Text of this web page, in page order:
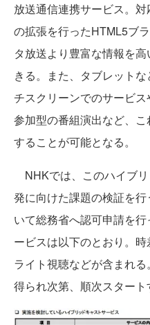
放送通信連携サービス。
の拡張を行ったHTML5ブ
タ放送より豊富な情報を
きる。また、タブレット
チスクリーンでのサービ
参加型の番組演出など、
することが可能となる。
NHKでは、このハイブ
発に向けた課題の検証を
いて総務省へ認可申請を
ービスは以下のとおり。
ライト視聴などが含まれ
得られ次第、順次スタート